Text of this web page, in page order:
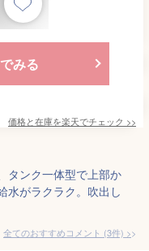
みる
価格と在庫を楽天でチェック >>
タンク一体型で上部か
水がラクラク。吹出し
全てのおすすめコメント (3件) >